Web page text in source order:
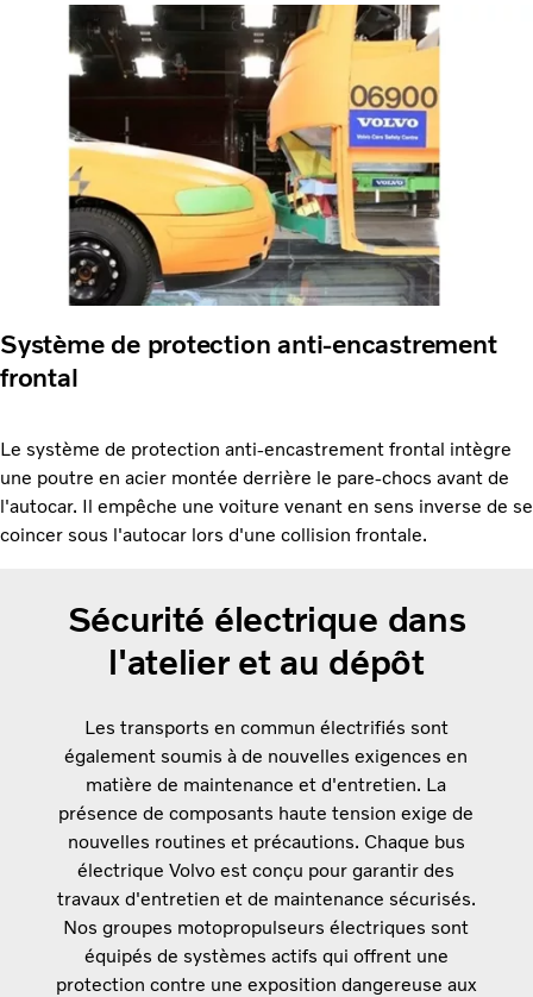
Système de protection anti-encastrement
frontal
Le système de protection anti-encastrement frontal intègre
une poutre en acier montée derrière le pare-chocs avant de
l'autocar. Il empêche une voiture venant en sens inverse de se
coincer sous l'autocar lors d'une collision frontale.
Sécurité électrique dans
l'atelier et au dépôt
Les transports en commun électrifiés sont
également soumis à de nouvelles exigences en
matière de maintenance et d'entretien. La
présence de composants haute tension exige de
nouvelles routines et précautions. Chaque bus
électrique Volvo est conçu pour garantir des
travaux d'entretien et de maintenance sécurisés.
Nos groupes motopropulseurs électriques sont
équipés de systèmes actifs qui offrent une
protection contre une exposition dangereuse aux